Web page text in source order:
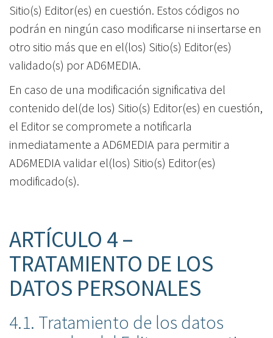
Sitio(s) Editor(es) en cuestión. Estos códigos no
podrán en ningún caso modificarse ni insertarse en
otro sitio más que en el(los) Sitio(s) Editor(es)
validado(s) por AD6MEDIA.
En caso de una modificación significativa del
contenido del(de los) Sitio(s) Editor(es) en cuestión,
el Editor se compromete a notificarla
inmediatamente a AD6MEDIA para permitir a
AD6MEDIA validar el(los) Sitio(s) Editor(es)
modificado(s).
ARTÍCULO 4 –
TRATAMIENTO DE LOS
DATOS PERSONALES
4.1. Tratamiento de los datos